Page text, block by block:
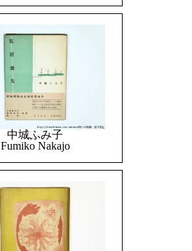
中城ふみ子
Fumiko Nakajo